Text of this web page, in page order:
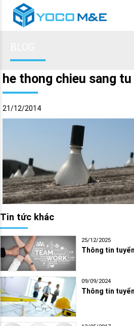
he thong chieu sang
21/12/2014
Tin tức khác
25/12/2025
Thông tin
09/09/2024
Thông tin